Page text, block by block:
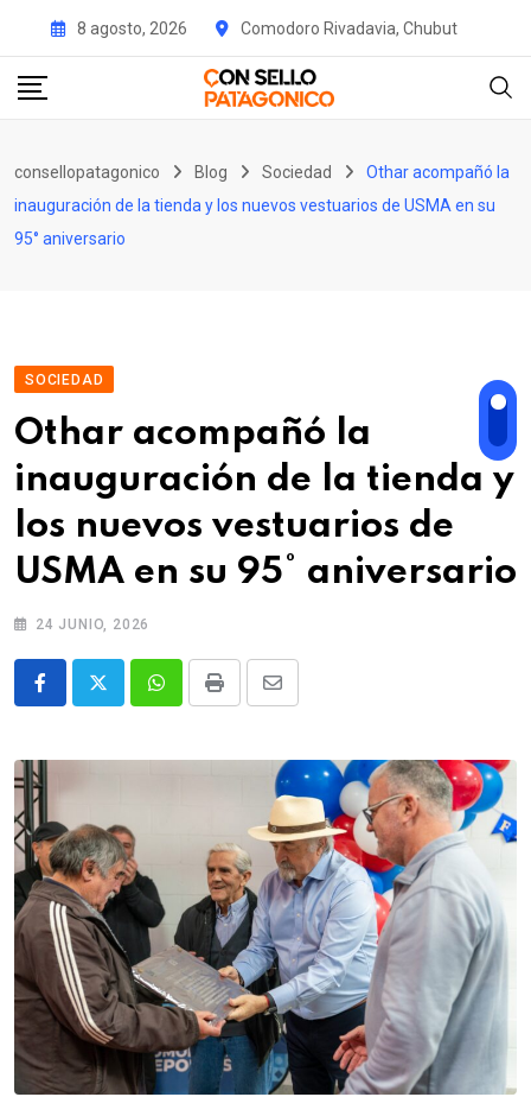
content
8 agosto, 2026 Comodoro Rivadavia, Chubut
consellopatagonico Blog Sociedad
Othar acompañó la
inauguración de la tienda y los nuevos vestuarios de USMA en su
95° aniversario
SOCIEDAD
Othar acompañó la
inauguración de la tienda y
los nuevos vestuarios de
USMA en su 95° aniversario
24 JUNIO, 2026
WhatsappPrint
Share
Email